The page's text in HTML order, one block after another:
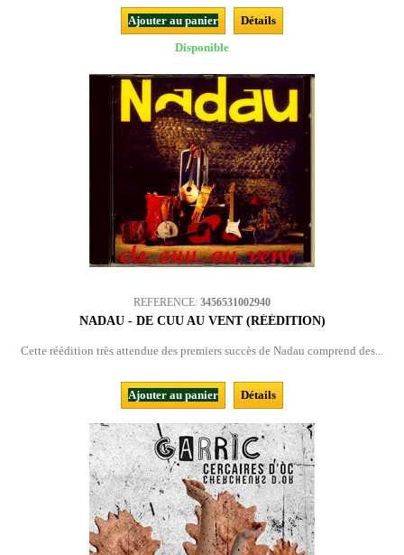
Ajouter au panier
Détails
Disponible
REFERENCE: 3456531002940
NADAU - DE CUU AU VENT (RÉÉDITION)
Cette réédition très attendue des premiers succès de Nadau comprend des...
Ajouter au panier Détails